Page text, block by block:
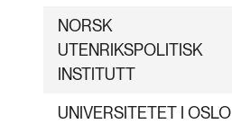
NORSK
UTENRIKSPOLITISK
INSTITUTT
UNIVERSITETET I OSLO